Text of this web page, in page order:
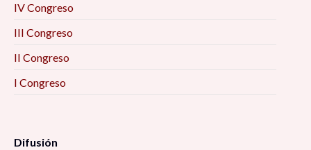
IV Congreso
III Congreso
II Congreso
I Congreso
Difusión